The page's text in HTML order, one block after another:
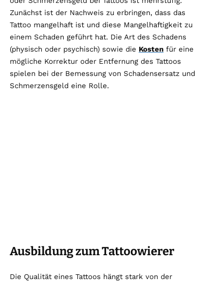
Zunächst ist der Nachweis zu erbringen, dass das
Tattoo mangelhaft ist und diese Mangelhaftigkeit zu
einem Schaden geführt hat. Die Art des Schadens
(physisch oder psychisch) sowie die Kosten für eine
mögliche Korrektur oder Entfernung des Tattoos
spielen bei der Bemessung von Schadensersatz und
Schmerzensgeld eine Rolle​​.
Ausbildung zum Tattoowierer
Die Qualität eines Tattoos hängt stark von der